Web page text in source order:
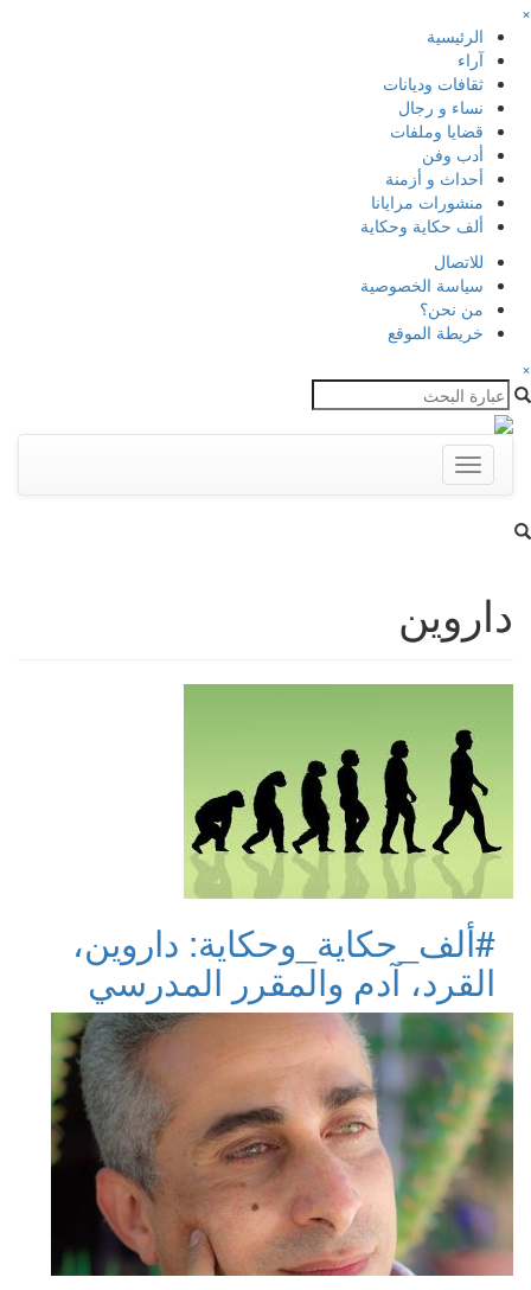
×
الرئيسية
آراء
ثقافات وديانات
نساء و رجال
قضايا وملفات
أدب وفن
أحداث و أزمنة
منشورات مرايانا
ألف حكاية وحكاية
للاتصال
سياسة الخصوصية
من نحن؟
خريطة الموقع
×
Toggle
navigation
داروين
#ألف_حكاية_وحكاية: داروين،
القرد، آدم والمقرر المدرسي